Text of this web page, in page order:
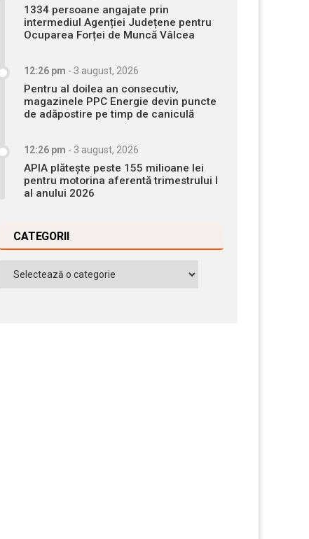
1334 persoane angajate prin
intermediul Agenției Județene pentru
Ocuparea Forței de Muncă Vâlcea
12:26 pm - 3 august, 2026
Pentru al doilea an consecutiv,
magazinele PPC Energie devin puncte
de adăpostire pe timp de caniculă
12:26 pm - 3 august, 2026
APIA plătește peste 155 milioane lei
pentru motorina aferentă trimestrului I
al anului 2026
CATEGORII
Categorii